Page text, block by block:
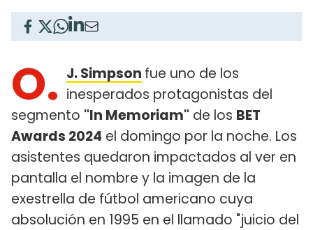
O. J. Simpson fue uno de los
inesperados protagonistas del
segmento "In Memoriam" de los BET
Awards 2024 el domingo por la noche. Los
asistentes quedaron impactados al ver en
pantalla el nombre y la imagen de la
exestrella de fútbol americano cuya
absolución en 1995 en el llamado "juicio del